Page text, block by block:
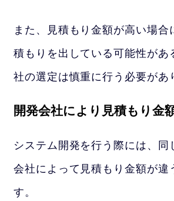
また、見積もり金額が高い場合
積もりを出している可能性があ
社の選定は慎重に行う必要があ
開発会社により見積もり金
システム開発を行う際には、同
会社によって見積もり金額が違
す。